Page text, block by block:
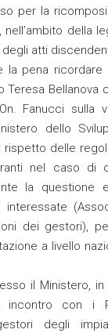
per la
nell’ambito della
atti
la pena ricordare
Teresa
Fanucci sulla
dello
rispetto delle
nel caso di
la questione
dei gestori),
a livello
il Ministero, in
con i
degli